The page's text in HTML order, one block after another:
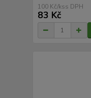
100 Kč/ks
83 Kč